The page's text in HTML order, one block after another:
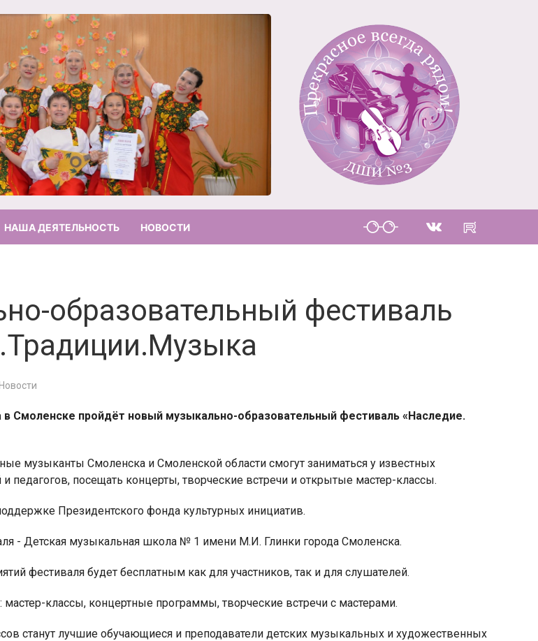
НАША ДЕЯТЕЛЬНОСТЬ НОВОСТИ
образовательный фестиваль
Новости
в Смоленске пройдёт новый музыкально-образовательный фестиваль «Наследие.
музыканты Смоленска и Смоленской области смогут заниматься у известных
и педагогов, посещать концерты, творческие встречи и открытые мастер-классы.
Президентского фонда культурных инициатив.
- Детская музыкальная школа № 1 имени М.И. Глинки города Смоленска.
фестиваля будет бесплатным как для участников, так и для слушателей.
: мастер-классы, концертные программы, творческие встречи с мастерами.
станут лучшие обучающиеся и преподаватели детских музыкальных и художественных